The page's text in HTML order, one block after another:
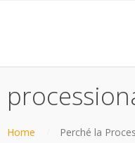
Home Perché la